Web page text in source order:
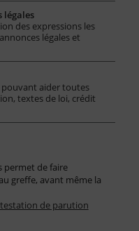
légales
des expressions les
légales et
pouvant aider toutes
textes de loi, crédit
permet de faire
greffe, avant même la
de parution